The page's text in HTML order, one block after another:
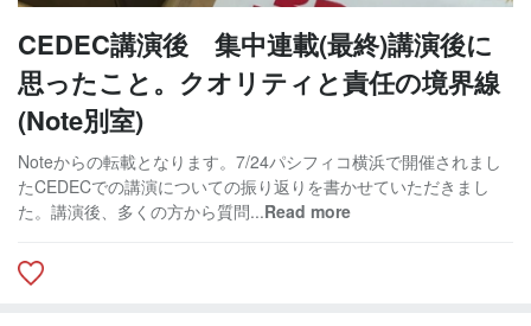
CEDEC講演後 集中連載(最終)講演後に
思ったこと。クオリティと責任の境界線
(Note別室)
Noteからの転載となります。7/24パシフィコ横浜で開催されまし
たCEDECでの講演についての振り返りを書かせていただきまし
た。講演後、多くの方から質問...Read more